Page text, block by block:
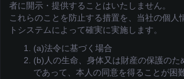
者に開示・提供することはいたしません。
これらのことを防止する措置を、当社の個人
トシステムによって確実に実施します。
(a)法令に基づく場合
(b)人の生命、身体又は財産の保護のた
であって、本人の同意を得ることが困